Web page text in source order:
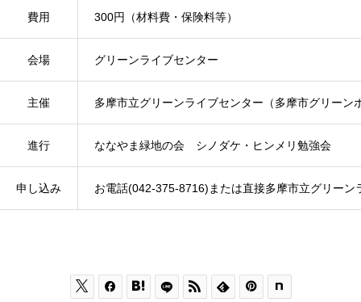
費用 300円（材料費・保険料等）
会場 グリーンライブセンター
主催 多摩市立グリーンライブセンター（多摩市グリーン
進行 ななやま緑地の会 シノダケ・ヒンメリ勉強会
申し込み お電話(042-375-8716)または直接多摩市立グリーン
     